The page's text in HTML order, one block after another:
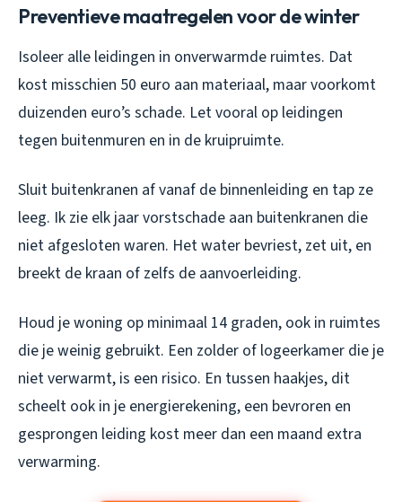
Preventieve maatregelen voor de winter
Isoleer alle leidingen in onverwarmde ruimtes. Dat
kost misschien 50 euro aan materiaal, maar voorkomt
duizenden euro’s schade. Let vooral op leidingen
tegen buitenmuren en in de kruipruimte.
Sluit buitenkranen af vanaf de binnenleiding en tap ze
leeg. Ik zie elk jaar vorstschade aan buitenkranen die
niet afgesloten waren. Het water bevriest, zet uit, en
breekt de kraan of zelfs de aanvoerleiding.
Houd je woning op minimaal 14 graden, ook in ruimtes
die je weinig gebruikt. Een zolder of logeerkamer die je
niet verwarmt, is een risico. En tussen haakjes, dit
scheelt ook in je energierekening, een bevroren en
gesprongen leiding kost meer dan een maand extra
verwarming.